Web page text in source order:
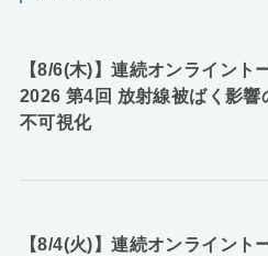
【8/6(木)】連続オンライント
2026 第4回 放射線被ばく影響
不可視化
【8/4(火)】連続オンライント